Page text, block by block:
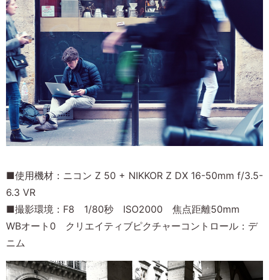
■使用機材：ニコン Z 50 + NIKKOR Z DX 16-50mm f/3.5-
6.3 VR
■撮影環境：F8 1/80秒 ISO2000 焦点距離50mm
WBオート0 クリエイティブピクチャーコントロール：デ
ニム